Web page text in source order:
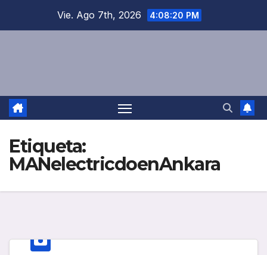
Vie. Ago 7th, 2026 4:08:20 PM
Etiqueta:
MANelectricdoenAnkara